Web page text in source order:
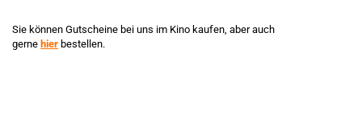
Sie können Gutscheine bei uns im Kino kaufen, aber auch
gerne hier bestellen.